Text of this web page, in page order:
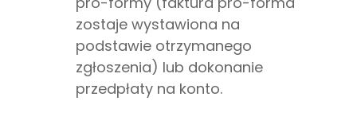
zostaje wystawiona na
podstawie otrzymanego
zgłoszenia) lub dokonanie
przedpłaty na konto.